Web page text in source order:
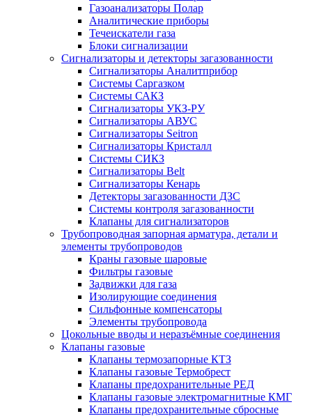
Газоанализаторы Полар
Аналитические приборы
Течеискатели газа
Блоки сигнализации
Сигнализаторы и детекторы загазованности
Сигнализаторы Аналитприбор
Системы Саргазком
Системы САКЗ
Сигнализаторы УКЗ-РУ
Сигнализаторы АВУС
Сигнализаторы Seitron
Сигнализаторы Кристалл
Системы СИКЗ
Сигнализаторы Belt
Сигнализаторы Кенарь
Детекторы загазованности ДЗС
Системы контроля загазованности
Клапаны для сигнализаторов
Трубопроводная запорная арматура, детали и
элементы трубопроводов
Краны газовые шаровые
Фильтры газовые
Задвижки для газа
Изолирующие соединения
Сильфонные компенсаторы
Элементы трубопровода
Цокольные вводы и неразъёмные соединения
Клапаны газовые
Клапаны термозапорные КТЗ
Клапаны газовые Термобрест
Клапаны предохранительные РЕД
Клапаны газовые электромагнитные КМГ
Клапаны предохранительные сбросные